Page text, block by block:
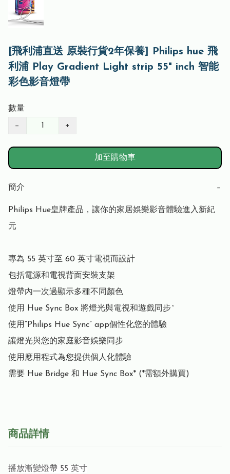
[飛利浦直送 原裝行貨2年保養] Philips hue 飛
利浦 Play Gradient Light strip 55" inch 智能
彩色影音燈帶
數量
− +
加至購物車
簡介 −
Philips Hue皇牌產品，讓你的家居娛樂影音體驗進入新紀
元
專為 55 英寸至 60 英寸電視而設計
包括電源和電視背面安裝支架
燈帶內一次過顯示多種不同顏色
使用 Hue Sync Box 將燈光與電視和遊戲同步^
使用“Philips Hue Sync” app個性化您的體驗
讓燈光與您的家庭影音娛樂同步
使用應用程式為您提供個人化體驗
需要 Hue Bridge 和 Hue Sync Box* (*需額外購買)
商品詳情
播放漸變燈帶 55 英寸